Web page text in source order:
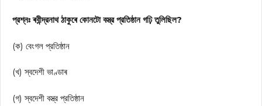
প্রশ্নঃ ৰবীন্দ্রনাথ ঠাকুৰে কোনটো বস্ত্র প্রতিষ্ঠান গঢ়ি তুলিছিল?
(ক) বেংগল প্রতিষ্ঠান
(খ) স্বদেশী ভাণ্ডাৰ
(গ) স্বদেশী বস্ত্র প্রতিষ্ঠান